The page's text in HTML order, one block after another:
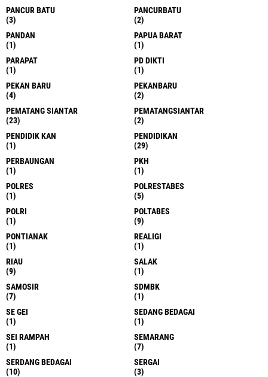
PANCUR BATU
(3)
PANCURBATU
(2)
PANDAN
(1)
PAPUA BARAT
(1)
PARAPAT
(1)
PD DIKTI
(1)
PEKAN BARU
(4)
PEKANBARU
(2)
PEMATANG SIANTAR
(23)
PEMATANGSIANTAR
(2)
PENDIDIK KAN
(1)
PENDIDIKAN
(29)
PERBAUNGAN
(1)
PKH
(1)
POLRES
(1)
POLRESTABES
(5)
POLRI
(1)
POLTABES
(9)
PONTIANAK
(1)
REALIGI
(1)
RIAU
(9)
SALAK
(1)
SAMOSIR
(7)
SDMBK
(1)
SE GEI
(1)
SEDANG BEDAGAI
(1)
SEI RAMPAH
(1)
SEMARANG
(7)
SERDANG BEDAGAI
(10)
SERGAI
(3)